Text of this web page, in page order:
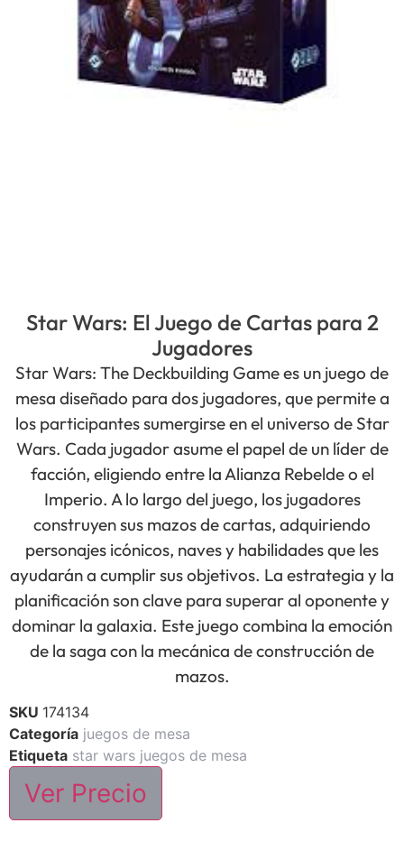
Star Wars: El Juego de Cartas para 2
Jugadores
Star Wars: The Deckbuilding Game es un juego de
mesa diseñado para dos jugadores, que permite a
los participantes sumergirse en el universo de Star
Wars. Cada jugador asume el papel de un líder de
facción, eligiendo entre la Alianza Rebelde o el
Imperio. A lo largo del juego, los jugadores
construyen sus mazos de cartas, adquiriendo
personajes icónicos, naves y habilidades que les
ayudarán a cumplir sus objetivos. La estrategia y la
planificación son clave para superar al oponente y
dominar la galaxia. Este juego combina la emoción
de la saga con la mecánica de construcción de
mazos.
SKU 174134
Categoría juegos de mesa
Etiqueta star wars juegos de mesa
Ver Precio